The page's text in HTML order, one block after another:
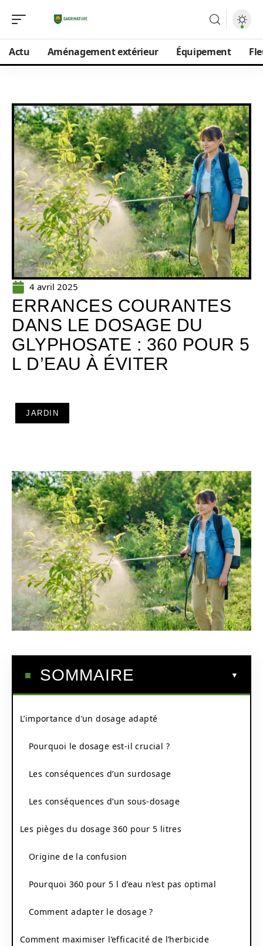
Actu Aménagement extérieur Équipement
4 avril 2025
ERRANCES COURANTES
DANS LE DOSAGE DU
GLYPHOSATE : 360 POUR 5
L D’EAU À ÉVITER
JARDIN
SOMMAIRE
L’importance d’un dosage adapté
Pourquoi le dosage est-il crucial ?
Les conséquences d’un surdosage
Les conséquences d’un sous-dosage
Les pièges du dosage 360 pour 5 litres
Origine de la confusion
Pourquoi 360 pour 5 l d’eau n’est pas optimal
Comment adapter le dosage ?
Comment maximiser l’efficacité de l’herbicide